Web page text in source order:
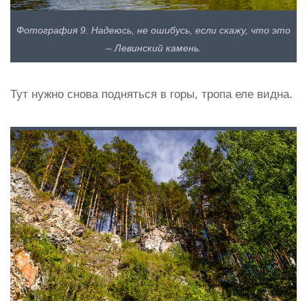
Фотография 9. Надеюсь, не ошибусь, если скажу, что это
– Левинский камень.
Тут нужно снова подняться в горы, тропа еле видна.